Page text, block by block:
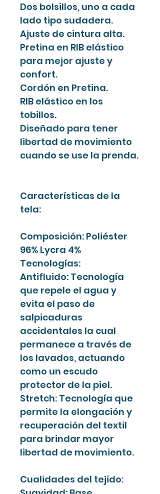
Dos bolsillos, uno a cada
lado tipo sudadera.
Ajuste de cintura alta.
Pretina en RIB elástico
para mejor ajuste y
confort.
Cordón en Pretina.
RIB elástico en los
tobillos.
Diseñado para tener
libertad de movimiento
cuando se use la prenda.
Características de la
tela:
Composición: Poliéster
96% Lycra 4%
Tecnologías:
Antifluido: Tecnología
que repele el agua y
evita el paso de
salpicaduras
accidentales la cual
permanece a través de
los lavados, actuando
como un escudo
protector de la piel.
Stretch: Tecnología que
permite la elongación y
recuperación del textil
para brindar mayor
libertad de movimiento.
Cualidades del tejido: